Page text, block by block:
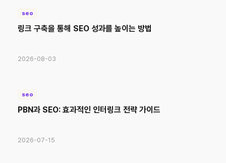
seo
링크 구축을 통해 SEO 성과를 높이는 방법
2026-08-03
seo
PBN과 SEO: 효과적인 인터링크 전략 가이드
2026-07-15